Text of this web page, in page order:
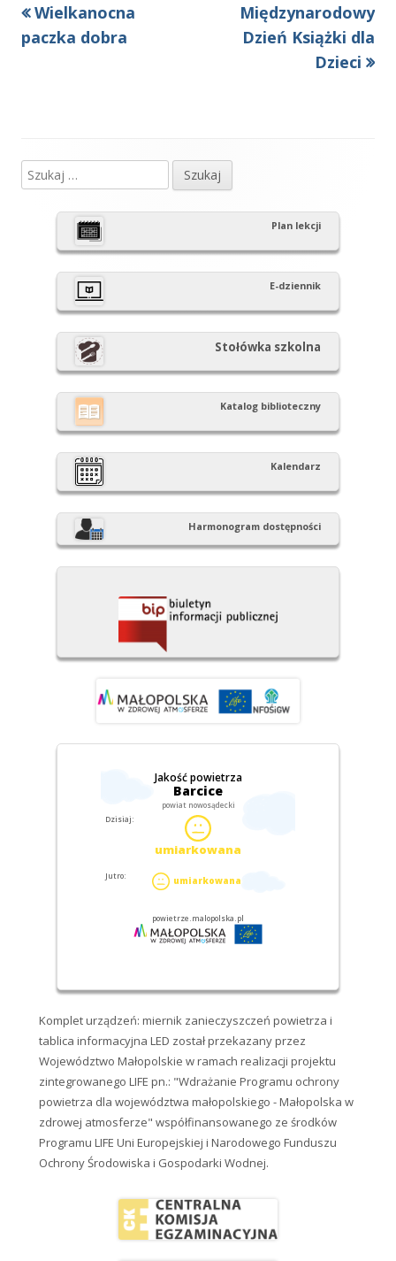
Nawigacja
wpisu
Poprzedni
artykół
Wielkanocna
paczka dobra
Następny
artykół:
Międzynarodowy
Dzień Książki dla
Dzieci
Główny
panel
boczny
Szukaj:
Plan lekcji
E-dziennik
Stołówka szkolna
Katalog biblioteczny
Kalendarz
Harmonogram dostępności
Komplet urządzeń: miernik zanieczyszczeń powietrza i
tablica informacyjna LED został przekazany przez
Województwo Małopolskie w ramach realizacji projektu
zintegrowanego LIFE pn.: "Wdrażanie Programu ochrony
powietrza dla województwa małopolskiego - Małopolska w
zdrowej atmosferze" współfinansowanego ze środków
Programu LIFE Uni Europejskiej i Narodowego Funduszu
Ochrony Środowiska i Gospodarki Wodnej.